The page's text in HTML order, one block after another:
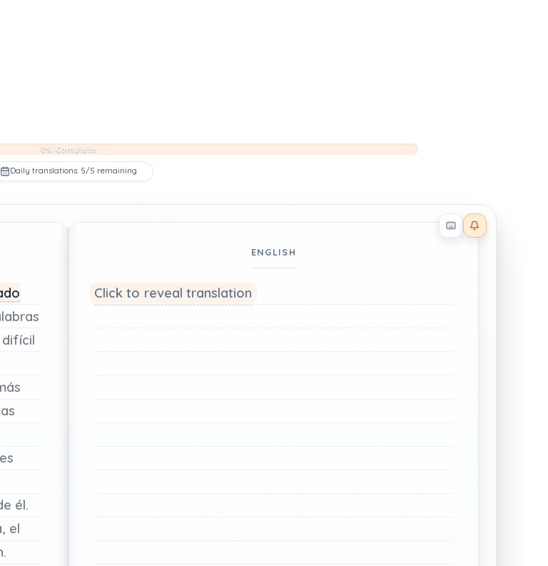
0% Complete
Daily translations: 5/5 remaining
Reader effects on
difícil
él.
el
ENGLISH
Click to reveal translation